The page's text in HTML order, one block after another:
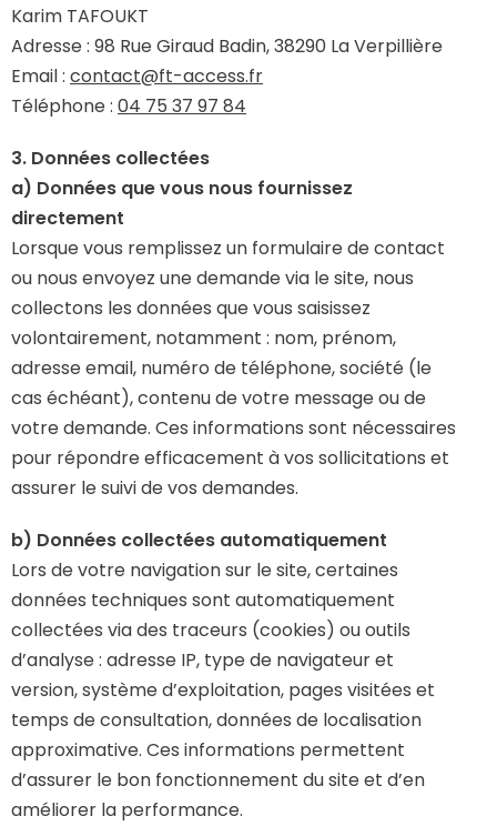
Karim TAFOUKT
Adresse : 98 Rue Giraud Badin, 38290 La Verpillière
Email : contact@ft-access.fr
Téléphone : 04 75 37 97 84
3. Données collectées
a) Données que vous nous fournissez
directement
Lorsque vous remplissez un formulaire de contact
ou nous envoyez une demande via le site, nous
collectons les données que vous saisissez
volontairement, notamment : nom, prénom,
adresse email, numéro de téléphone, société (le
cas échéant), contenu de votre message ou de
votre demande. Ces informations sont nécessaires
pour répondre efficacement à vos sollicitations et
assurer le suivi de vos demandes.
b) Données collectées automatiquement
Lors de votre navigation sur le site, certaines
données techniques sont automatiquement
collectées via des traceurs (cookies) ou outils
d’analyse : adresse IP, type de navigateur et
version, système d’exploitation, pages visitées et
temps de consultation, données de localisation
approximative. Ces informations permettent
d’assurer le bon fonctionnement du site et d’en
améliorer la performance.